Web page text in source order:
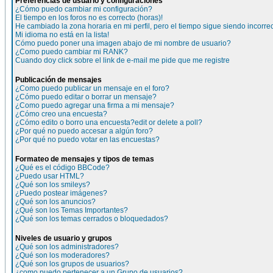
¿Cómo puedo cambiar mi configuración?
El tiempo en los foros no es correcto (horas)!
He cambiado la zona horaria en mi perfil, pero el tiempo sigue siendo
Mi idioma no está en la lista!
Cómo puedo poner una imagen abajo de mi nombre de usuario?
¿Como puedo cambiar mi RANK?
Cuando doy click sobre el link de e-mail me pide que me registre
Publicación de mensajes
¿Como puedo publicar un mensaje en el foro?
¿Cómo puedo editar o borrar un mensaje?
¿Como puedo agregar una firma a mi mensaje?
¿Cómo creo una encuesta?
¿Cómo edito o borro una encuesta?edit or delete a poll?
¿Por qué no puedo accesar a algún foro?
¿Por qué no puedo votar en las encuestas?
Formateo de mensajes y tipos de temas
¿Qué es el código BBCode?
¿Puedo usar HTML?
¿Qué son los smileys?
¿Puedo postear imágenes?
¿Qué son los anuncios?
¿Qué son los Temas Importantes?
¿Qué son los temas cerrados o bloquedados?
Niveles de usuario y grupos
¿Qué son los administradores?
¿Qué son los moderadores?
¿Qué son los grupos de usuarios?